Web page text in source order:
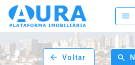
menu
arrow_back Voltar search